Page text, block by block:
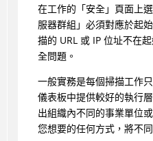
在工作的「安全」頁面上
服器群組」必須對應於起
描的 URL 或 IP 位址不在
全問題。
一般實務是每個掃描工作
儀表板中提供較好的執行
出組織內不同的事業單位
您想要的任何方式，將不